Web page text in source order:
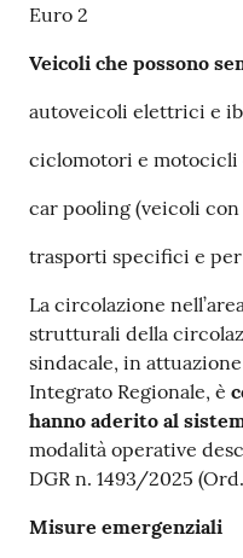
Euro 2
Veicoli che possono
autoveicoli elettrici e
ciclomotori e
car pooling (veicoli con
trasporti specifici e
La circolazione
strutturali della
sindacale, in
Integrato Regionale, è
hanno aderito al
modalità operative
DGR n. 1493/2025
Misure emergenziali